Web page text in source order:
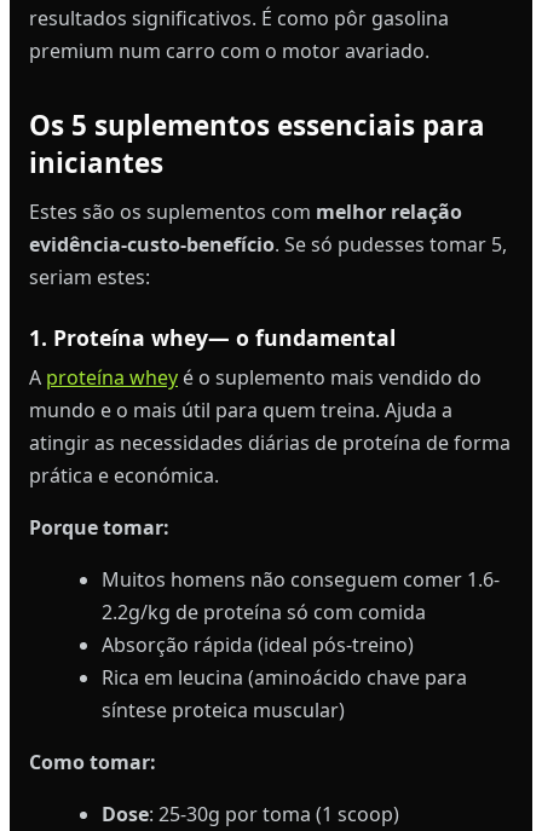
resultados significativos. É como pôr gasolina
premium num carro com o motor avariado.
Os 5 suplementos essenciais para
iniciantes
Estes são os suplementos com melhor relação
evidência-custo-benefício. Se só pudesses tomar 5,
seriam estes:
1. Proteína whey— o fundamental
A proteína whey é o suplemento mais vendido do
mundo e o mais útil para quem treina. Ajuda a
atingir as necessidades diárias de proteína de forma
prática e económica.
Porque tomar:
Muitos homens não conseguem comer 1.6-
2.2g/kg de proteína só com comida
Absorção rápida (ideal pós-treino)
Rica em leucina (aminoácido chave para
síntese proteica muscular)
Como tomar:
Dose: 25-30g por toma (1 scoop)